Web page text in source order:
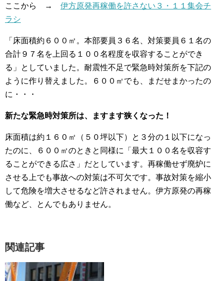
ここから → 伊方原発再稼働を許さない３・１１集会チ
ラシ
「床面積約６００㎡。本部要員３６名、対策要員６１名の
合計９７名を上回る１００名程度を収容することができ
る」としていました。耐震性不足で緊急時対策所を下記の
ように作り替えました。６００㎡でも、まだせまかったの
に・・・
新たな緊急時対策所は、ますます狭くなった！
床面積は約１６０㎡（５０坪以下）と３分の１以下になっ
たのに、６００㎡のときと同様に「最大１００名を収容す
ることができる広さ」だとしています。再稼働せず廃炉に
させる上でも事故への対策は不可欠です。事故対策を縮小
して危険を増大させるなど許されません。伊方原発の再稼
働など、とんでもありません。
関連記事